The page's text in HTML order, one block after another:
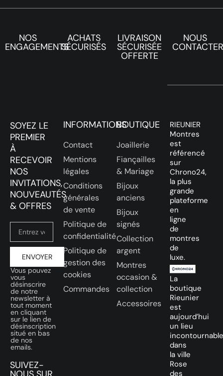
NOS
ENGAGEMENTS
ACHATS
SÉCURISÉS
LIVRAISON
SÉCURISÉE
OFFERTE
NOUS
CONTACTER
SOYEZ LE
PREMIER
À
RECEVOIR
NOS
INVITATIONS,
NOUVEAUTÉS
& OFFRES
ENVOYER
Vous pouvez
vous
désinscrire
de notre
newsletter à
tout moment
en cliquant
sur le lien de
désinscription
situé en bas
de nos
emails.
SUIVEZ-
INFORMATIONS
Contact
Mentions
légales
Conditions
générales
de vente
Politique de
confidentialité
Politique de
gestion des
cookies
Commandes
BOUTIQUE
Joaillerie
Fiançailles
& Mariage
Bijoux
anciens
Bijoux
signés
Collection
argent
Montres
occasion &
collection
Accessoires
RIEUNIER
Montres
est
référencé
sur
Chrono24,
la plus
grande
plateforme
en
ligne
de
montres
de
luxe.
La
boutique
Rieunier
est
aujourd’hui
un lieu
incontournable
dans
la ville
Rose
des